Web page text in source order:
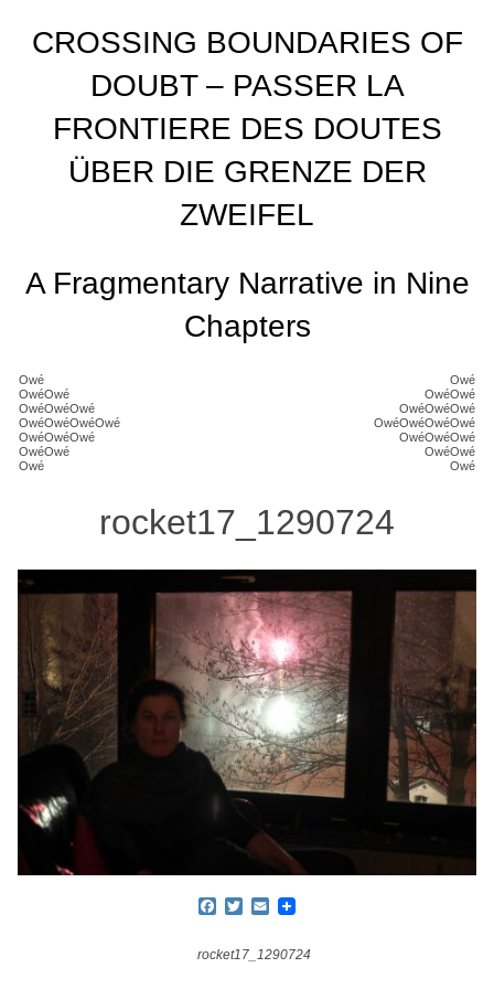
CROSSING BOUNDARIES OF
DOUBT – PASSER LA
FRONTIERE DES DOUTES
ÜBER DIE GRENZE DER
ZWEIFEL
A Fragmentary Narrative in Nine
Chapters
Owé
Owé
OwéOwé
OwéOwé
OwéOwéOwé
OwéOwéOwé
OwéOwéOwéOwé
OwéOwéOwéOwé
OwéOwéOwé
OwéOwéOwé
OwéOwé
OwéOwé
Owé
Owé
rocket17_1290724
Facebook
TwitterEmail
rocket17_1290724